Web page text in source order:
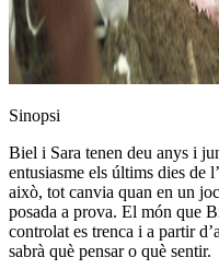
Sinopsi
Biel i Sara tenen deu anys i
entusiasme els últims dies de
això, tot canvia quan en un
posada a prova. El món que
controlat es trenca i a partir
sabrà què pensar o què sentir.